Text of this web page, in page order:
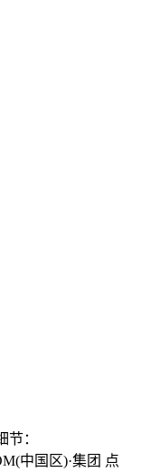
：
中国区)·集团 点